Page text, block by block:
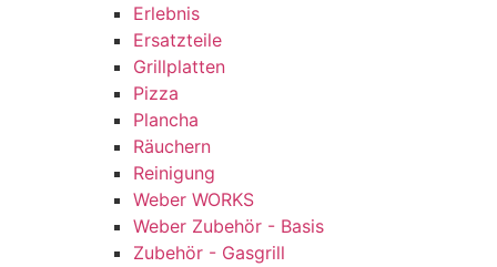
Erlebnis
Ersatzteile
Grillplatten
Pizza
Plancha
Räuchern
Reinigung
Weber WORKS
Weber Zubehör - Basis
Zubehör - Gasgrill